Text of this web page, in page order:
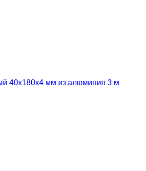
40х180х4 мм из алюминия 3 м